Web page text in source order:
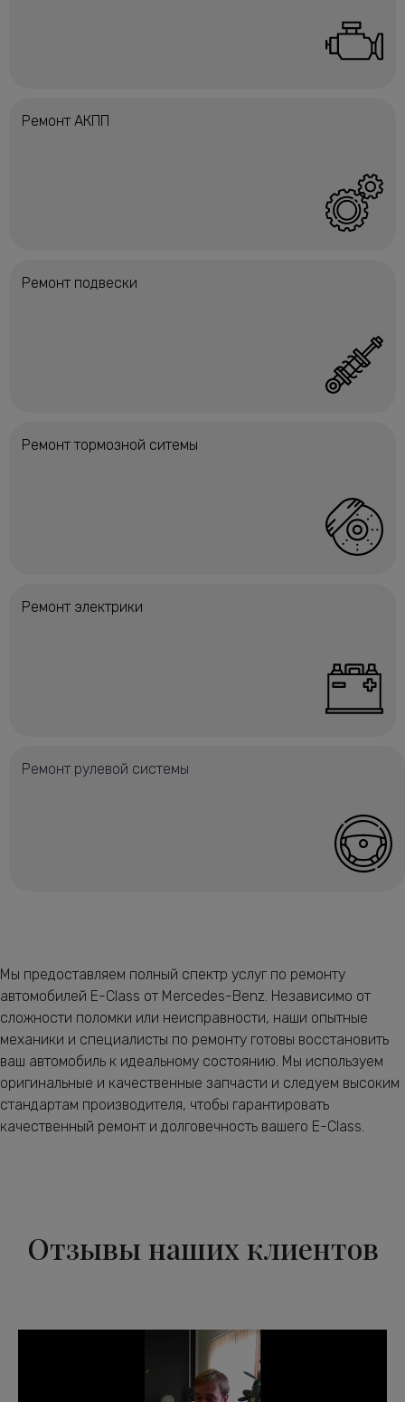
Ремонт АКПП
Ремонт подвески
Ремонт тормозной ситемы
Ремонт электрики
Ремонт рулевой системы
Мы предоставляем полный спектр услуг по ремонту
автомобилей E-Class от Mercedes-Benz. Независимо от
сложности поломки или неисправности, наши опытные
механики и специалисты по ремонту готовы восстановить
ваш автомобиль к идеальному состоянию. Мы используем
оригинальные и качественные запчасти и следуем высоким
стандартам производителя, чтобы гарантировать
качественный ремонт и долговечность вашего E-Class.
Отзывы наших клиентов